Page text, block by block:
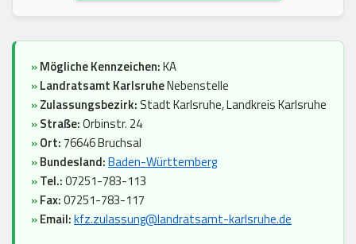
»Mögliche Kennzeichen:KA
»Landratsamt KarlsruheNebenstelle
»Zulassungsbezirk: Stadt Karlsruhe, Landkreis Karlsruhe
»Straße:Orbinstr. 24
»Ort:76646 Bruchsal
»Bundesland:Baden-Württemberg
»Tel.:07251-783-113
»Fax:07251-783-117
»Email:kfz.zulassung@landratsamt-karlsruhe.de